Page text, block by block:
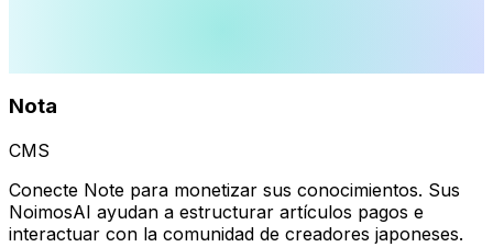
Nota
CMS
Conecte Note para monetizar sus conocimientos. Sus
NoimosAI ayudan a estructurar artículos pagos e
interactuar con la comunidad de creadores japoneses.